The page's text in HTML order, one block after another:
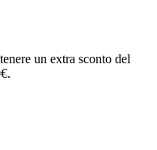
un extra sconto del